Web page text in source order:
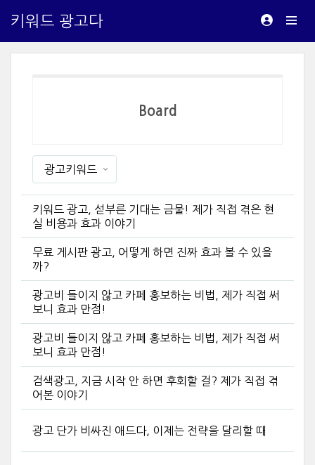
키워드 광고다
Board
광고키워드
키워드 광고, 섣부른 기대는 금물! 제가 직접 겪은 현
실 비용과 효과 이야기
무료 게시판 광고, 어떻게 하면 진짜 효과 볼 수 있을
까?
광고비 들이지 않고 카페 홍보하는 비법, 제가 직접 써
보니 효과 만점!
광고비 들이지 않고 카페 홍보하는 비법, 제가 직접 써
보니 효과 만점!
검색광고, 지금 시작 안 하면 후회할 걸? 제가 직접 겪
어본 이야기
광고 단가 비싸진 애드다, 이제는 전략을 달리할 때